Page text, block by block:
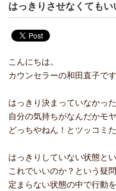
はっきりさせなくてもい
こんにちは。
カウンセラーの和田直子で
はっきり決まっていなかっ
自分の気持ちがなんだかモ
どっちやねん！とツッコミ
はっきりしていない状態と
これでいいのか？という疑
定まらない状態の中で行動